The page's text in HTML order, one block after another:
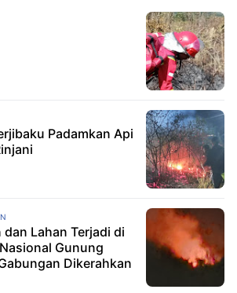
Padamkan Api
Lahan Terjadi di
Gunung
Dikerahkan